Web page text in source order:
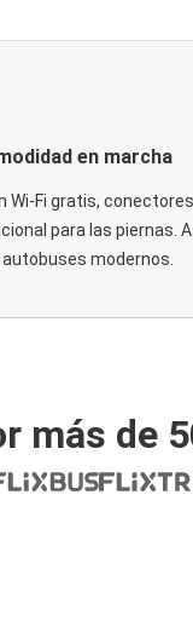
en marcha
Wi-Fi gratis,
para las piernas.
modernos.
más de